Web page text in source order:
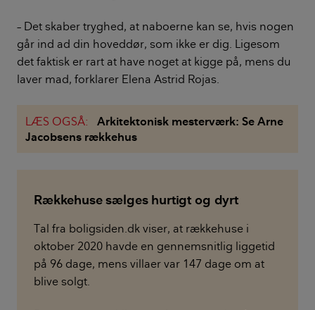
– Det skaber tryghed, at naboerne kan se, hvis nogen
går ind ad din hoveddør, som ikke er dig. Ligesom
det faktisk er rart at have noget at kigge på, mens du
laver mad, forklarer Elena Astrid Rojas.
LÆS OGSÅ:
Arkitektonisk mesterværk: Se Arne
Jacobsens rækkehus
Rækkehuse sælges hurtigt og dyrt
Tal fra boligsiden.dk viser, at rækkehuse i
oktober 2020 havde en gennemsnitlig liggetid
på 96 dage, mens villaer var 147 dage om at
blive solgt.